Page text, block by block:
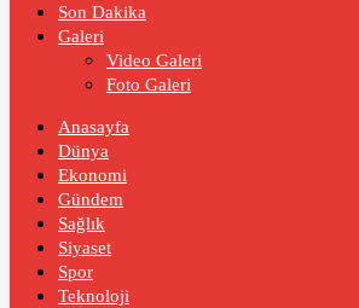
Son Dakika
Galeri
Video Galeri
Foto Galeri
Anasayfa
Dünya
Ekonomi
Gündem
Sağlık
Siyaset
Spor
Teknoloji